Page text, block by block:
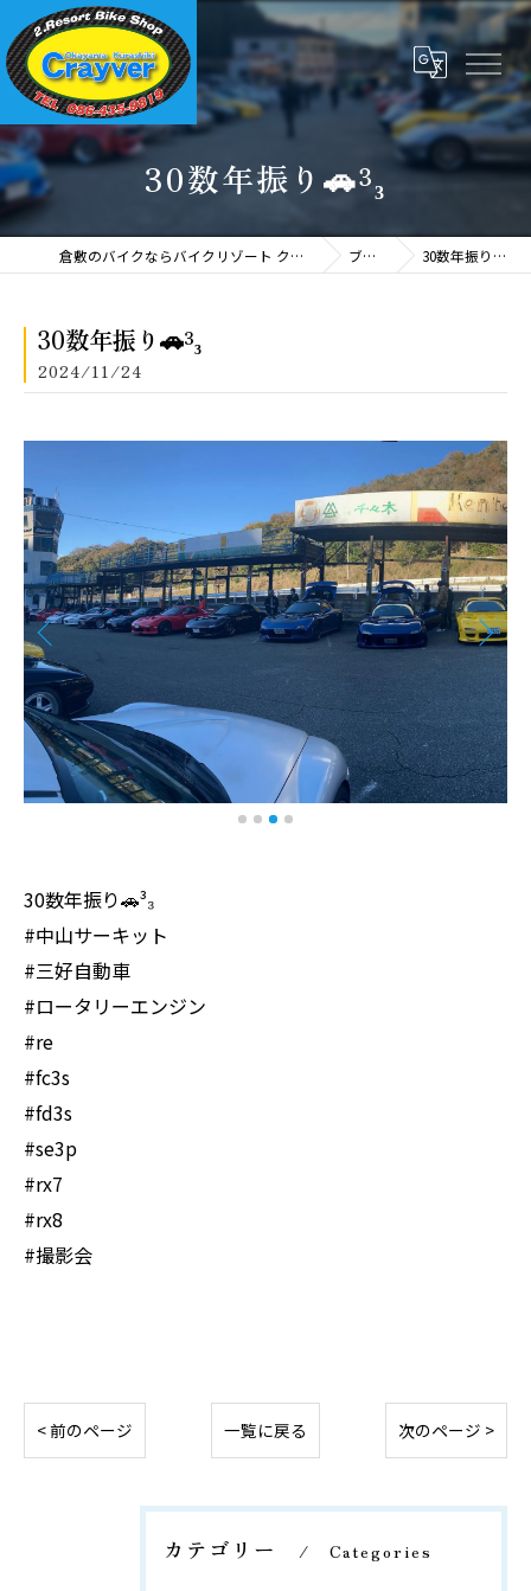
30数年振り🚗³₃
倉敷のバイクならバイクリゾート クレイバー ブログ 30数年振り🚗³₃
30数年振り🚗³₃
2024/11/24
30数年振り🚗³₃
#中山サーキット
#三好自動車
#ロータリーエンジン
#re
#fc3s
#fd3s
#se3p
#rx7
#rx8
#撮影会
< 前のページ 一覧に戻る 次のページ >
カテゴリー Categories